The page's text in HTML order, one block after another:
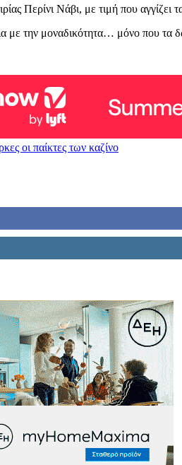
Περίνι Νάβι, με τιμή που αγγίζει
με την μοναδικότητα… μόνο που τα
οι παίκτες των καζίνο